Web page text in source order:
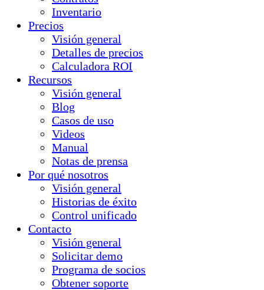
Inventario
Precios
Visión general
Detalles de precios
Calculadora ROI
Recursos
Visión general
Blog
Casos de uso
Videos
Manual
Notas de prensa
Por qué nosotros
Visión general
Historias de éxito
Control unificado
Contacto
Visión general
Solicitar demo
Programa de socios
Obtener soporte